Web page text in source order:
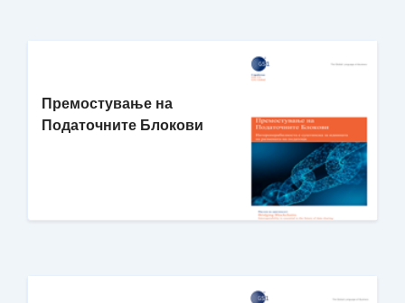
Премостување на
Податочните Блокови